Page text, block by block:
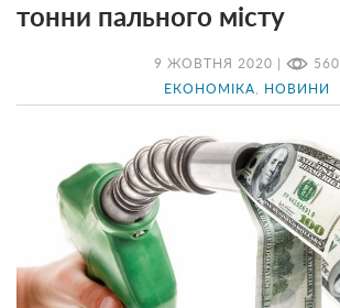
9 ЖОВТНЯ 2020 | 560
ЕКОНОМІКА НОВИНИ
тонни пального місту